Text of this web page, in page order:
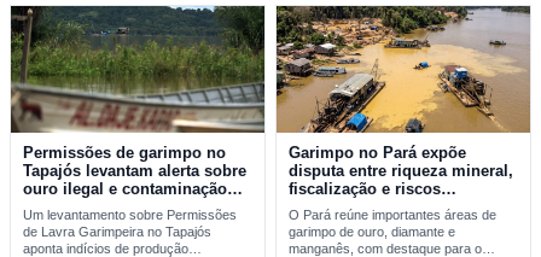
Permissões de garimpo no
Tapajós levantam alerta sobre
ouro ilegal e contaminação
por mercúrio
Um levantamento sobre Permissões
de Lavra Garimpeira no Tapajós
aponta indícios de produção
Garimpo no Pará expõe
disputa entre riqueza mineral,
fiscalização e riscos
ambientais
O Pará reúne importantes áreas de
garimpo de ouro, diamante e
manganês, com destaque para o